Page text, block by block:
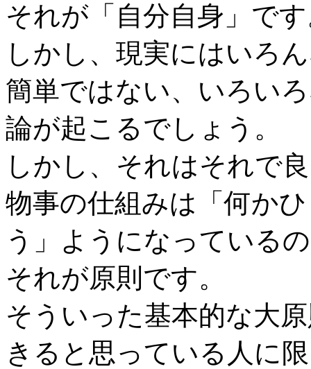
それが「自分自身」で
しかし、現実にはいろ
簡単ではない、いろい
論が起こるでしょう。
しかし、それはそれで
物事の仕組みは「何か
う」ようになっている
それが原則です。
そういった基本的な大
きると思っている人に